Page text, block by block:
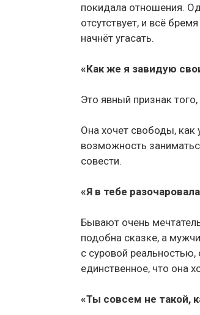
покидала отношения.
отсутствует, и всё
начнёт угасать.
«Как же я завидую
Это явный признак
Она хочет свободы, как
возможность
совести.
«Я в тебе
Бывают очень
подобна сказке, а
с суровой
единственное, что она
«Ты совсем не такой,